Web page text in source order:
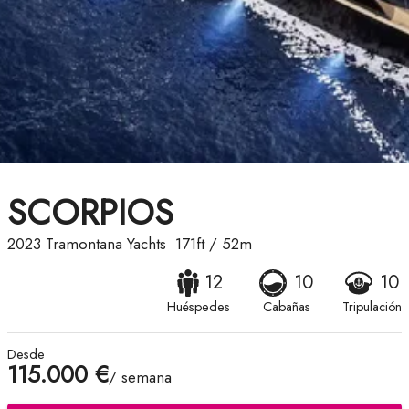
SCORPIOS
2023 Tramontana Yachts 171ft/ 52m
12
Huéspedes
10
Cabañas
10
Tripulación
Desde
115.000 €/ semana